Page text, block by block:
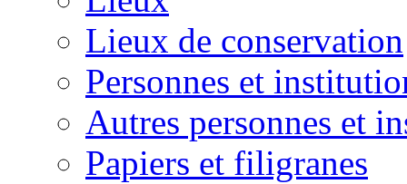
Lieux de conservation
Personnes et
Autres personnes et
Papiers et filigranes